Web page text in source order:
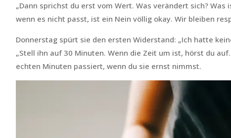
„Dann sprichst du erst vom Wert. Was verändert sich?
wenn es nicht passt, ist ein Nein völlig okay. Wir bleiben
Donnerstag spürt sie den ersten Widerstand: „Ich hatte
„Stell ihn auf 30 Minuten. Wenn die Zeit um ist, hörst du
echten Minuten passiert, wenn du sie ernst nimmst.